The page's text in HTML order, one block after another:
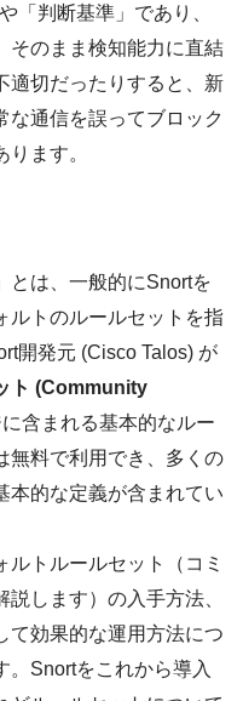
「判断基準」であり、
そのまま検知能力に直結
適切だったりすると、新
な通信を誤ってブロック
ます。
とは、一般的にSnortを
ルトのルールセットを指
開発元 (Cisco Talos) が
ト (Community
含まれる基本的なルー
無料で利用でき、多くの
本的な定義が含まれてい
ルトルールセット（コミ
します）の入手方法、
て効果的な運用方法につ
。Snortをこれから導入